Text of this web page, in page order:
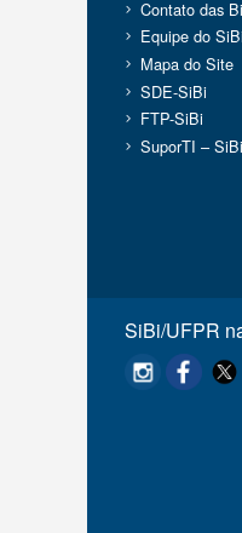
Contato das
Equipe do SiBi
Mapa do Site
SDE-SiBi
FTP-SiBi
SuporTI – SiBi
SiBi/UFPR